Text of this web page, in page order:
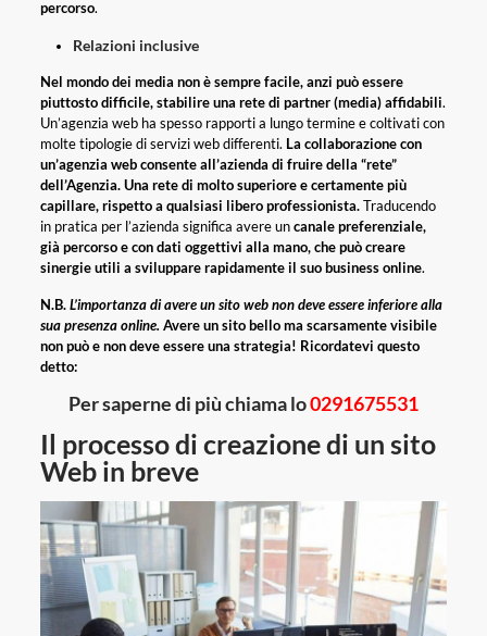
percorso.
Relazioni inclusive
Nel mondo dei media non è sempre facile, anzi può essere
piuttosto difficile, stabilire una rete di partner (media) affidabili.
Un’agenzia web ha spesso rapporti a lungo termine e coltivati ​​con
molte tipologie di servizi web differenti. La collaborazione con
un’agenzia web consente all’azienda di fruire della “rete”
dell’Agenzia.Una rete di molto superiore e certamente più
capillare, rispetto a qualsiasi libero professionista.Traducendo
in pratica per l’azienda significa avere uncanale preferenziale,
già percorso e con dati oggettivi alla mano, che può creare
sinergie utili a sviluppare rapidamente il suo business online.
N.B.L’importanza di avere un sito web non deve essere inferiore alla
sua presenza online. Avere un sito bello ma scarsamente visibile
non può e non deve essere una strategia! Ricordatevi questo
detto:
Per saperne di più chiama lo0291675531
Il processo di creazione di un sito
Web in breve